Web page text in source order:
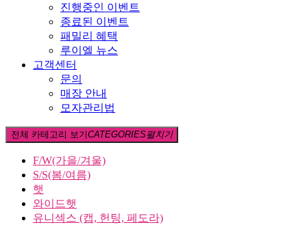
진행중인 이벤트
종료된 이벤트
패밀리 혜택
루이엘 뉴스
고객센터
문의
매장 안내
모자관리법
전체 카테고리 보기CATEGORIES펼치기
F/W(가을/겨울)
S/S(봄/여름)
햇
와이드햇
유니섹스 (캡, 헌팅, 페도라)